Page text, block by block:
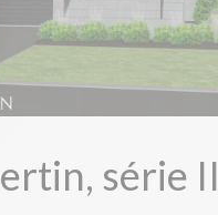
série II